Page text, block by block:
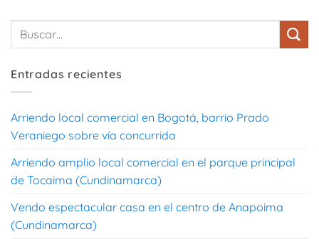
Entradas recientes
Arriendo local comercial en Bogotá, barrio Prado
Veraniego sobre vía concurrida
Arriendo amplio local comercial en el parque principal
de Tocaima (Cundinamarca)
Vendo espectacular casa en el centro de Anapoima
(Cundinamarca)